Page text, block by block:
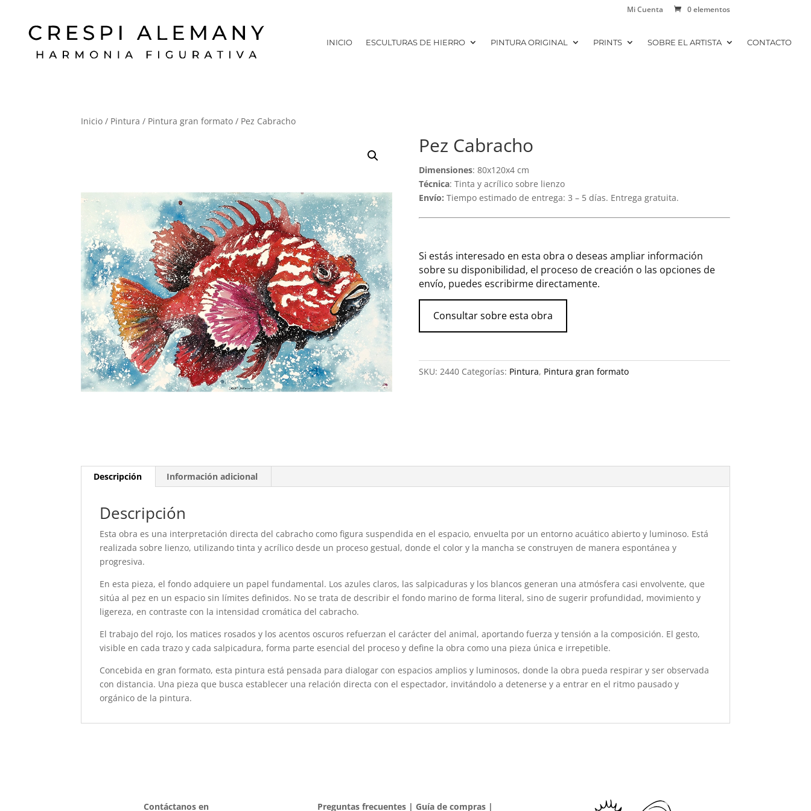
Mi Cuenta 0 elementos
INICIO ESCULTURAS DE HIERRO PINTURA ORIGINAL PRINTS SOBRE EL ARTISTA CONTACTO
Inicio / Pintura / Pintura gran formato / Pez Cabracho
Pez Cabracho
Dimensiones: 80x120x4 cm
Técnica: Tinta y acrílico sobre lienzo
Envío: Tiempo estimado de entrega: 3 – 5 días. Entrega gratuita.
Si estás interesado en esta obra o deseas ampliar información
sobre su disponibilidad, el proceso de creación o las opciones de
envío, puedes escribirme directamente.
Consultar sobre esta obra
SKU: 2440 Categorías: Pintura, Pintura gran formato
Descripción Información adicional
Descripción
Esta obra es una interpretación directa del cabracho como figura suspendida en el espacio, envuelta por un entorno acuático abierto y luminoso. Está
realizada sobre lienzo, utilizando tinta y acrílico desde un proceso gestual, donde el color y la mancha se construyen de manera espontánea y
progresiva.
En esta pieza, el fondo adquiere un papel fundamental. Los azules claros, las salpicaduras y los blancos generan una atmósfera casi envolvente, que
sitúa al pez en un espacio sin límites definidos. No se trata de describir el fondo marino de forma literal, sino de sugerir profundidad, movimiento y
ligereza, en contraste con la intensidad cromática del cabracho.
El trabajo del rojo, los matices rosados y los acentos oscuros refuerzan el carácter del animal, aportando fuerza y tensión a la composición. El gesto,
visible en cada trazo y cada salpicadura, forma parte esencial del proceso y define la obra como una pieza única e irrepetible.
Concebida en gran formato, esta pintura está pensada para dialogar con espacios amplios y luminosos, donde la obra pueda respirar y ser observada
con distancia. Una pieza que busca establecer una relación directa con el espectador, invitándolo a detenerse y a entrar en el ritmo pausado y
orgánico de la pintura.
Contáctanos en Preguntas frecuentes | Guía de compras |